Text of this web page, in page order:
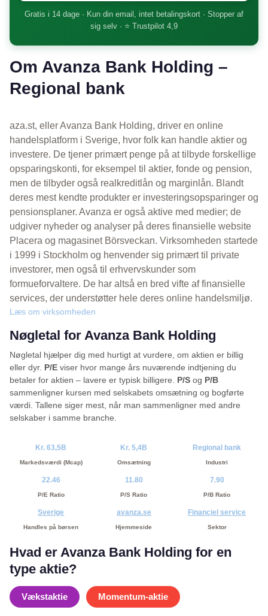
Gratis i 14 dage · Kun din email, intet betalingskort · Stopper af
sig selv · ⭐ Trustpilot 4,9
Om Avanza Bank Holding –
Regional bank
aza.st, eller Avanza Bank Holding, driver en online
handelsplatform i Sverige, hvor folk kan handle aktier og
investere. De tjener primært penge på at tilbyde forskellige
opsparingskonti, for eksempel til aktier, fonde og pension,
men de tilbyder også realkreditlån og marginlån. Blandt
deres mest kendte produkter er investeringsopsparinger og
pensionsplaner. Avanza er også aktive med medier; de
udgiver nyheder og analyser på deres finansielle website
Placera og magasinet Börsveckan. Virksomheden startede
i 1999 i Stockholm og henvender sig primært til private
investorer, men også til erhvervskunder som
formueforvaltere. De har altså en bred vifte af finansielle
services, der understøtter hele deres online handelsmiljø.
Læs om virksomheden
Nøgletal for Avanza Bank Holding
Nøgletal hjælper dig med hurtigt at vurdere, om aktien er billig
eller dyr. P/E viser hvor mange års nuværende indtjening du
betaler for aktien – lavere er typisk billigere. P/S og P/B
sammenligner kursen med selskabets omsætning og bogførte
værdi. Tallene siger mest, når man sammenligner med andre
selskaber i samme branche.
Kr. 63,5B
Markedsværdi (Mcap)
Kr. 5,4B
Omsætning
Regional bank
Industri
22.46
P/E Ratio
11.80
P/S Ratio
7.90
P/B Ratio
Sverige
Handles på børsen
avanza.se
Hjemmeside
Financiel service
Sektor
Hvad er Avanza Bank Holding for en
type aktie?
Vækstaktie Momentum-aktie